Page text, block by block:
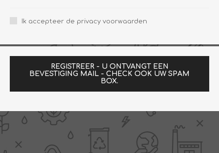
Ik accepteer de privacy voorwaarden
REGISTREER - U ONTVANGT EEN
BEVESTIGING MAIL - CHECK OOK UW SPAM
BOX.